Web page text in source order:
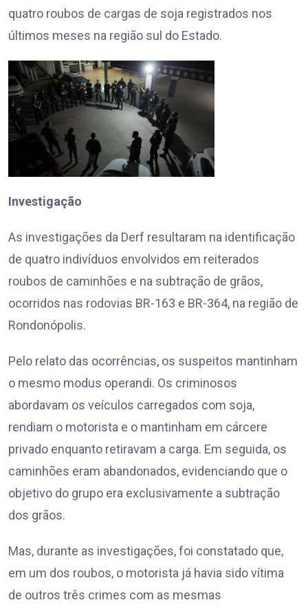
quatro roubos de cargas de soja registrados nos
últimos meses na região sul do Estado.
Investigação
As investigações da Derf resultaram na identificação
de quatro indivíduos envolvidos em reiterados
roubos de caminhões e na subtração de grãos,
ocorridos nas rodovias BR-163 e BR-364, na região de
Rondonópolis.
Pelo relato das ocorrências, os suspeitos mantinham
o mesmo modus operandi. Os criminosos
abordavam os veículos carregados com soja,
rendiam o motorista e o mantinham em cárcere
privado enquanto retiravam a carga. Em seguida, os
caminhões eram abandonados, evidenciando que o
objetivo do grupo era exclusivamente a subtração
dos grãos.
Mas, durante as investigações, foi constatado que,
em um dos roubos, o motorista já havia sido vítima
de outros três crimes com as mesmas